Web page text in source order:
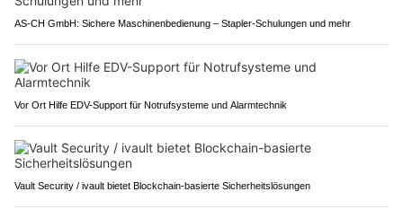
AS-CH GmbH: Sichere Maschinenbedienung – Stapler-Schulungen und mehr
Vor Ort Hilfe EDV-Support für Notrufsysteme und Alarmtechnik
Vault Security / ivault bietet Blockchain-basierte Sicherheitslösungen